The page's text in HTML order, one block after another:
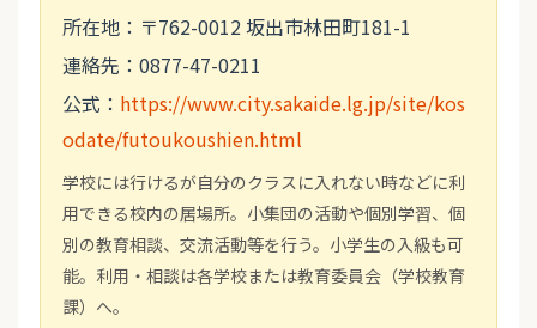
所在地：〒762-0012 坂出市林田町181-1
連絡先：0877-47-0211
公式： https://www.city.sakaide.lg.jp/site/kos
odate/futoukoushien.html
学校には行けるが自分のクラスに入れない時などに利
用できる校内の居場所。小集団の活動や個別学習、個
別の教育相談、交流活動等を行う。小学生の入級も可
能。利用・相談は各学校または教育委員会（学校教育
課）へ。